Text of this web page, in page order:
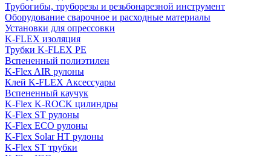
Трубогибы, труборезы и резьбонарезной инструмент
Оборудование сварочное и расходные материалы
Установки для опрессовки
K-FLEX изоляция
Трубки K-FLEX PE
Вспененный полиэтилен
K-Flex AIR рулоны
Клей K-FLEX Аксессуары
Вспененный каучук
K-Flex K-ROCK цилиндры
K-Flex ST рулоны
K-Flex ECO рулоны
K-Flex Solar HT рулоны
K-Flex ST трубки